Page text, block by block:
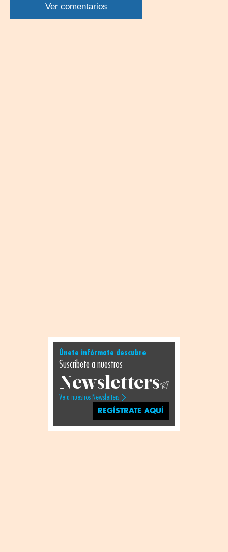
WhatsApp
TwitterFacebookLinkedin
Ver comentarios
Únete infórmate descubre
Suscríbete a nuestros
Newsletters
Ve a nuestros Newsletters
REGÍSTRATE AQUÍ